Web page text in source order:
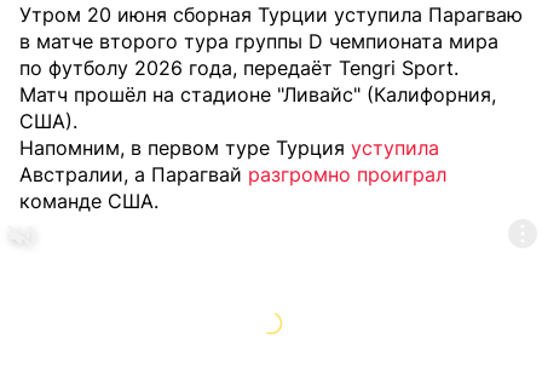
Утром 20 июня сборная Турции уступила Парагваю
в матче второго тура группы D чемпионата мира
по футболу 2026 года, передаёт Tengri Sport.
Матч прошёл на стадионе "Ливайс" (Калифорния,
США).
Напомним, в первом туре Турция уступила
Австралии, а Парагвай разгромно проиграл
команде США.